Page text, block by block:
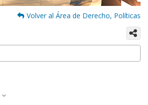
Volver al Área de Derecho, Políticas